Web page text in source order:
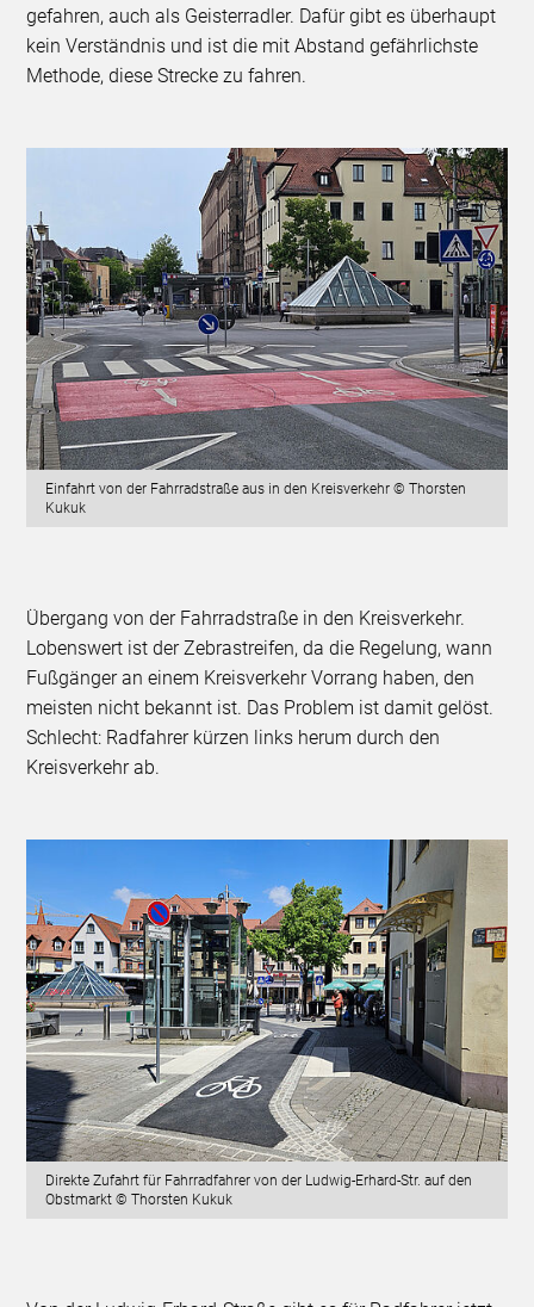
gefahren, auch als Geisterradler. Dafür gibt es überhaupt
kein Verständnis und ist die mit Abstand gefährlichste
Methode, diese Strecke zu fahren.
Einfahrt von der Fahrradstraße aus in den Kreisverkehr © Thorsten
Kukuk
Übergang von der Fahrradstraße in den Kreisverkehr.
Lobenswert ist der Zebrastreifen, da die Regelung, wann
Fußgänger an einem Kreisverkehr Vorrang haben, den
meisten nicht bekannt ist. Das Problem ist damit gelöst.
Schlecht: Radfahrer kürzen links herum durch den
Kreisverkehr ab.
Direkte Zufahrt für Fahrradfahrer von der Ludwig-Erhard-Str. auf den
Obstmarkt © Thorsten Kukuk